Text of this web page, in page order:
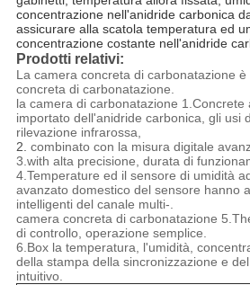
concentrazione nell'anidride carbonica
assicurare alla scatola temperatura ed
concentrazione costante nell'anidride
Prodotti relativi:
La camera concreta di carbonatazione
concreta di carbonatazione.
la camera di carbonatazione 1.Concrete
importato dell'anidride carbonica, gli usi
rilevazione infrarossa,
2. combinato con la misura digitale
3.with alta precisione, durata di
4.Temperature ed il sensore di umidità
avanzato domestico del sensore hanno
intelligenti del canale multi-.
camera concreta di carbonatazione
di controllo, operazione semplice.
6.Box la temperatura, l'umidità,
della stampa della sincronizzazione e
intuitivo.